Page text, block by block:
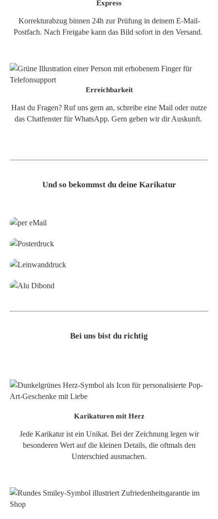
Express
Korrekturabzug binnen 24h zur Prüfung in deinem E-Mail-
Postfach. Nach Freigabe kann das Bild sofort in den Versand.
Erreichbarkeit
Hast du Fragen? Ruf uns gern an, schreibe eine Mail oder nutze
das Chatfenster für WhatsApp. Gern geben wir dir Auskunft.
Und so bekommst du deine Karikatur
Bei uns bist du richtig
Karikaturen mit Herz
Jede Karikatur ist ein Unikat. Bei der Zeichnung legen wir
besonderen Wert auf die kleinen Details, die oftmals den
Unterschied ausmachen.